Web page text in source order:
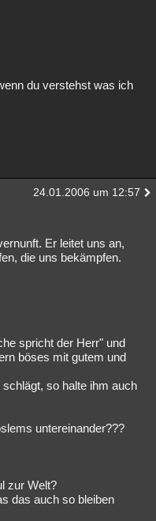
du verstehst was ich
24.01.2006 um 12:57
Er leitet uns an,
die uns bekämpfen.
spricht der Herr" und
böses mit gutem und
so halte ihm auch
untereinander???
zur Welt?
das auch so bleiben